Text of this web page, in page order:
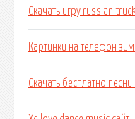
Скачать игру russian
Картинки на телефон
Скачать бесплатно песни